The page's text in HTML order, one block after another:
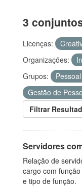
3
Licenças:
Organizações:
Grupos:
Pessoal
Gestão de
Filtrar
Servidores
Relação de
cargo com
e tipo de função.